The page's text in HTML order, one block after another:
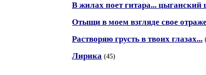
В жилах поет гитара... цыганский
Отыщи в моем взгляде свое
Растворяю грусть в твоих глазах...
Лирика (45)